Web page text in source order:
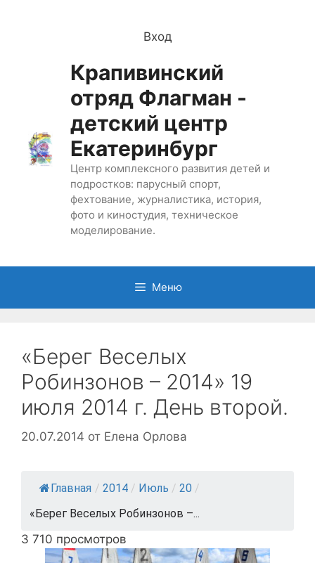
Вход
Крапивинский
отряд Флагман -
детский центр
Екатеринбург
Центр комплексного развития детей и
подростков: парусный спорт,
фехтование, журналистика, история,
фото и киностудия, техническое
моделирование.
Меню
«Берег Веселых
Робинзонов – 2014» 19
июля 2014 г. День второй.
20.07.2014 от Елена Орлова
Главная / 2014 / Июль / 20 /
«Берег Веселых Робинзонов –...
3 710 просмотров